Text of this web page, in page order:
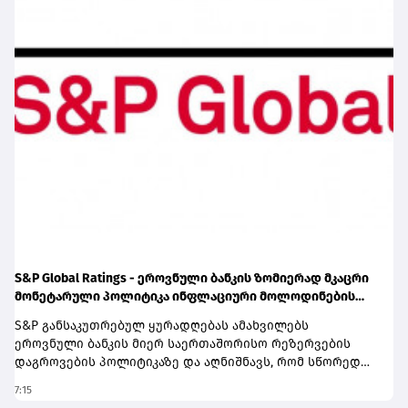
S&P Global Ratings - ეროვნული ბანკის ზომიერად მკაცრი
მონეტარული პოლიტიკა ინფლაციური მოლოდინების
S&P განსაკუთრებულ ყურადღებას ამახვილებს
ეროვნული ბანკის მიერ საერთაშორისო რეზერვების
დაგროვების პოლიტიკაზე და აღნიშნავს, რომ სწორედ
წარმოადგენს პერსპექტივის გაუმჯობესების ერთ-ერთ
7:15